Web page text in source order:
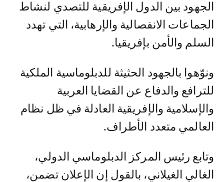
الجهود بين الدول الإفريقية للتصدي لنشاط
الجماعات الانفصالية والإرهابية، التي تهدد
السلم والأمن بإفريقيا.
ونوّهوا بالجهود الحثيثة للدبلوماسية الملكية
للترافع والدفاع عن القضايا العربية
والإسلامية والإفريقية العادلة في ظل نظام
العالمي متعدد الأطراف.
وتابع رئيس المركز الدبلوماسي الدولي،
الغالي الغيلاني، بالقول إن الإعلان تضمن،